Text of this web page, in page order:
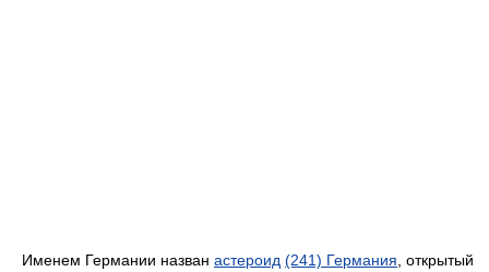
Именем Германии назван астероид (241) Германия , открытый